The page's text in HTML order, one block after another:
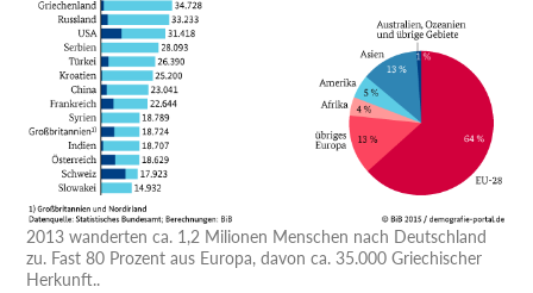
2013 wanderten ca. 1,2 Milionen Menschen nach Deutschland
zu. Fast 80 Prozent aus Europa, davon ca. 35.000 Griechischer
Herkunft..